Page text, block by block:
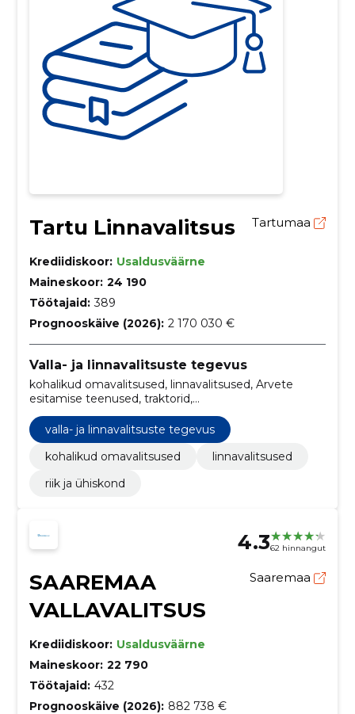
Tartu Linnavalitsus Tartumaa
Krediidiskoor: Usaldusväärne
Maineskoor: 24 190
Töötajaid: 389
Prognooskäive (2026): 2 170 030 €
Valla- ja linnavalitsuste tegevus
kohalikud omavalitsused, linnavalitsused, Arvete
esitamise teenused, traktorid,
eksperimentaalarendustöö teenused, tänavapesu
teenused, Kunstiteosed, Valjuhääldid, tänavavalgustid
valla- ja linnavalitsuste tegevus
kohalikud omavalitsused
linnavalitsused
riik ja ühiskond
4.362 hinnangut
SAAREMAA
VALLAVALITSUS
Saaremaa
Krediidiskoor: Usaldusväärne
Maineskoor: 22 790
Töötajaid: 432
Prognooskäive (2026): 882 738 €